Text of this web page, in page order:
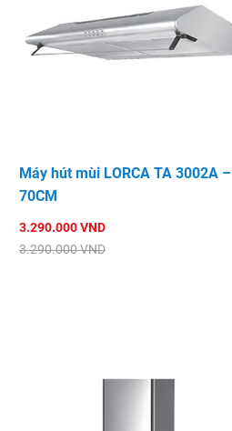
Máy hút mùi LORCA TA 3002A –
70CM
3.290.000 VND
3.290.000 VND